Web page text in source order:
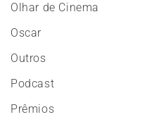
Olhar de Cinema
Oscar
Outros
Podcast
Prêmios